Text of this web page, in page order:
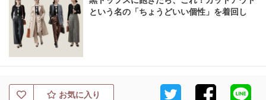
という名の「ちょうどいい個性」を着回し
お気に入り